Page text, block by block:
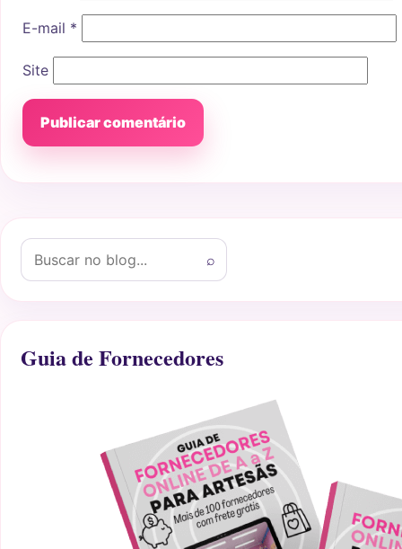
E-mail *
Site
Buscar por:
⌕
Guia de Fornecedores